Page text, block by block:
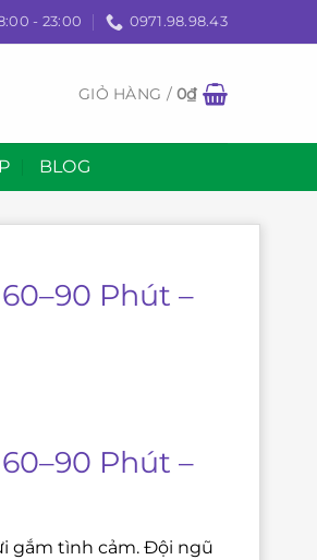
- 23:00 0971.98.98.43
GIỎ HÀNG /0₫
BLOG
Phút –
Phút –
gắm tình cảm. Đội ngũ